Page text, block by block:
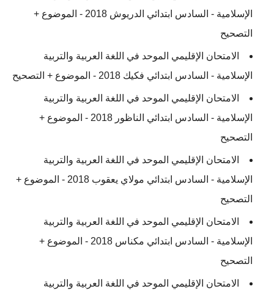
الإسلامية - السادس ابتدائي الدريوش 2018 - الموضوع +
التصحيح
الامتحان الإقليمي الموحد في اللغة العربية والتربية
الإسلامية - السادس ابتدائي فكيك 2018 - الموضوع + التصحيح
الامتحان الإقليمي الموحد في اللغة العربية والتربية
الإسلامية - السادس ابتدائي الناظور 2018 - الموضوع +
التصحيح
الامتحان الإقليمي الموحد في اللغة العربية والتربية
الإسلامية - السادس ابتدائي مولاي يعقوب 2018 - الموضوع +
التصحيح
الامتحان الإقليمي الموحد في اللغة العربية والتربية
الإسلامية - السادس ابتدائي مكناس 2018 - الموضوع +
التصحيح
الامتحان الإقليمي الموحد في اللغة العربية والتربية